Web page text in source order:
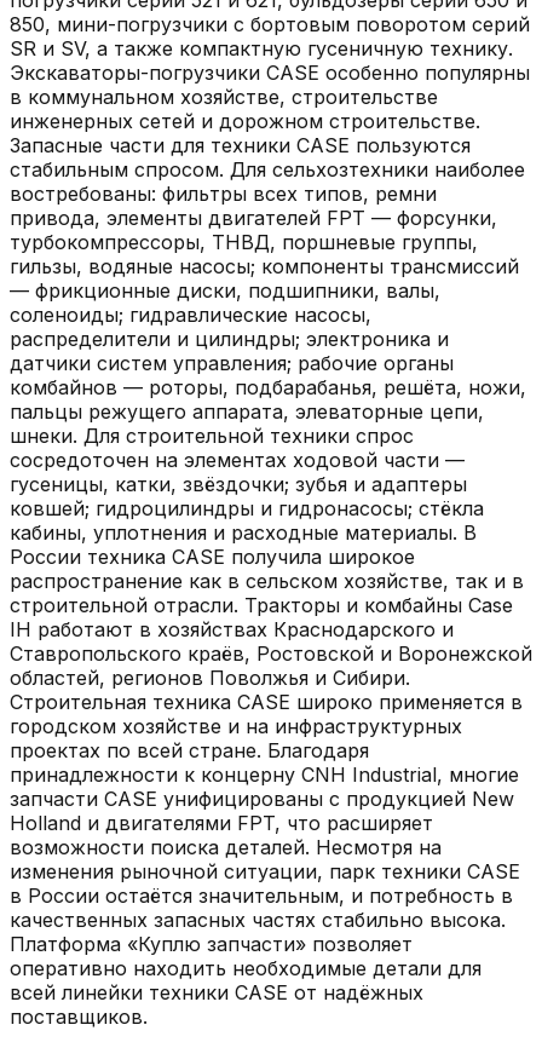
850, мини-погрузчики с бортовым поворотом серий
SR и SV, а также компактную гусеничную технику.
Экскаваторы-погрузчики CASE особенно популярны
в коммунальном хозяйстве, строительстве
инженерных сетей и дорожном строительстве.
Запасные части для техники CASE пользуются
стабильным спросом. Для сельхозтехники наиболее
востребованы: фильтры всех типов, ремни
привода, элементы двигателей FPT — форсунки,
турбокомпрессоры, ТНВД, поршневые группы,
гильзы, водяные насосы; компоненты трансмиссий
— фрикционные диски, подшипники, валы,
соленоиды; гидравлические насосы,
распределители и цилиндры; электроника и
датчики систем управления; рабочие органы
комбайнов — роторы, подбарабанья, решёта, ножи,
пальцы режущего аппарата, элеваторные цепи,
шнеки. Для строительной техники спрос
сосредоточен на элементах ходовой части —
гусеницы, катки, звёздочки; зубья и адаптеры
ковшей; гидроцилиндры и гидронасосы; стёкла
кабины, уплотнения и расходные материалы. В
России техника CASE получила широкое
распространение как в сельском хозяйстве, так и в
строительной отрасли. Тракторы и комбайны Case
IH работают в хозяйствах Краснодарского и
Ставропольского краёв, Ростовской и Воронежской
областей, регионов Поволжья и Сибири.
Строительная техника CASE широко применяется в
городском хозяйстве и на инфраструктурных
проектах по всей стране. Благодаря
принадлежности к концерну CNH Industrial, многие
запчасти CASE унифицированы с продукцией New
Holland и двигателями FPT, что расширяет
возможности поиска деталей. Несмотря на
изменения рыночной ситуации, парк техники CASE
в России остаётся значительным, и потребность в
качественных запасных частях стабильно высока.
Платформа «Куплю запчасти» позволяет
оперативно находить необходимые детали для
всей линейки техники CASE от надёжных
поставщиков.